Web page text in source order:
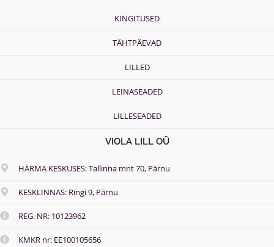
KINGITUSED
TÄHTPÄEVAD
LILLED
LEINASEADED
LILLESEADED
VIOLA LILL OÜ
HÄRMA KESKUSES: Tallinna mnt 70, Pärnu
KESKLINNAS: Ringi 9, Pärnu
REG. NR: 10123962
KMKR nr: EE100105656